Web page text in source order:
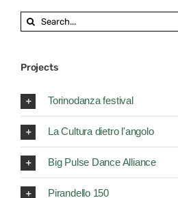
Search
for:
Projects
Torinodanza festival
La Cultura dietro l'angolo
Big Pulse Dance Alliance
Pirandello 150